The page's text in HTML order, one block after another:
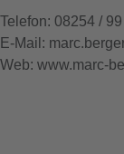
Telefon: 08254 /
E-Mail:
Web: www.marc-